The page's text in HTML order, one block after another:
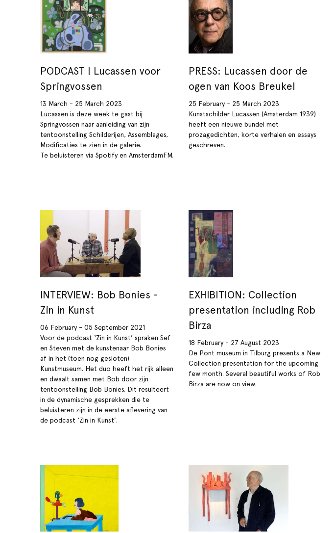
PODCAST | Lucassen voor
Springvossen
13 March - 25 March 2023
Lucassen is deze week te gast bij
Springvossen naar aanleiding van zijn
tentoonstelling Schilderijen, Assemblages,
Modificaties te zien in de galerie.
Te beluisteren via Spotify en AmsterdamFM.
PRESS: Lucassen door de
ogen van Koos Breukel
25 February - 25 March 2023
Kunstschilder Lucassen (Amsterdam 1939)
heeft een nieuwe bundel met
prozagedichten, korte verhalen en essays
geschreven.
INTERVIEW: Bob Bonies -
Zin in Kunst
06 February - 05 September 2021
Voor de podcast ‘Zin in Kunst’ spraken Sef
en Steven met de kunstenaar Bob Bonies
af in het (toen nog gesloten)
Kunstmuseum. Het duo heeft het rijk alleen
en dwaalt samen met Bob door zijn
tentoonstelling Bob Bonies. Dit resulteert
in de dynamische gesprekken die te
beluisteren zijn in de eerste aflevering van
de podcast ‘Zin in Kunst’.
EXHIBITION: Collection
presentation including Rob
Birza
18 February - 27 August 2023
De Pont museum in Tilburg presents a New
Collection presentation for the upcoming
few month. Several beautiful works of Rob
Birza are now on view.